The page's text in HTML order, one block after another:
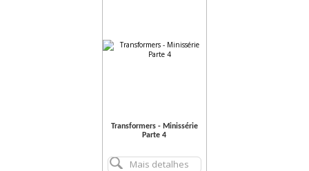
Transformers - Minissérie
Parte 4
Mais detalhes